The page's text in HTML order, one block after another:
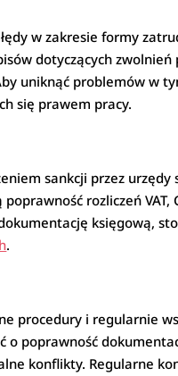
w zakresie formy
dotyczących
uniknąć problemów w
się prawem pracy.
sankcji przez urzędy
rozliczeń VAT,
księgową,
.
procedury i regularnie
o poprawność
konflikty. Regularne